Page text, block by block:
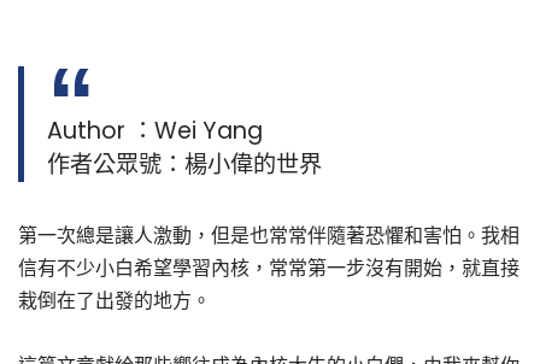
Author ：Wei Yang
作者公眾號：楊小偉的世界
第一次總是讓人激動，但是也常常伴隨著恐懼和害怕。我相
信有不少小白希望學習內核，常常第一步沒有開始，就直接
栽倒在了出發的地方。